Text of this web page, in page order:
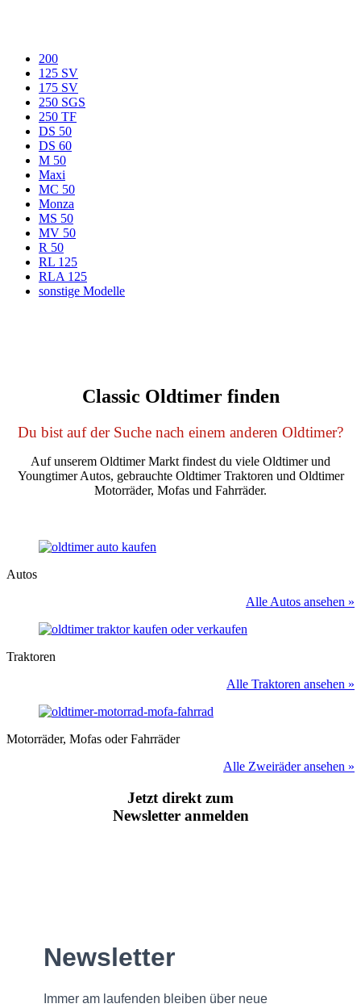
200
125 SV
175 SV
250 SGS
250 TF
DS 50
DS 60
M 50
Maxi
MC 50
Monza
MS 50
MV 50
R 50
RL 125
RLA 125
sonstige Modelle
Classic Oldtimer finden
Du bist auf der Suche nach einem anderen Oldtimer?
Auf unserem Oldtimer Markt findest du viele Oldtimer und
Youngtimer Autos, gebrauchte Oldtimer Traktoren und Oldtimer
Motorräder, Mofas und Fahrräder.
Autos
Alle Autos ansehen »
Traktoren
Alle Traktoren ansehen »
Motorräder, Mofas oder Fahrräder
Alle Zweiräder ansehen »
Jetzt direkt zum
Newsletter anmelden